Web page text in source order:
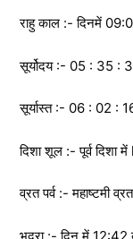
राहु काल :- दिनमें
सूर्योदय :- 05 : 35 :
सूर्यास्त :- 06 : 02 :
दिशा शूल :- पूर्व दिशा में l
व्रत पर्व :- महाष्टमी
भद्रा :- दिन में